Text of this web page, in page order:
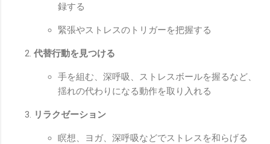
録する
緊張やストレスのトリガーを把握する
代替行動を見つける
手を組む、深呼吸、ストレスボールを握るなど、
揺れの代わりになる動作を取り入れる
リラクゼーション
瞑想、ヨガ、深呼吸などでストレスを和らげる